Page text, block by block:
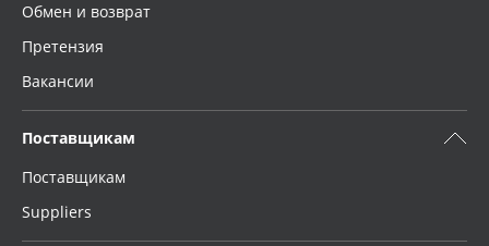
Обмен и возврат
Претензия
Вакансии
Поставщикам
Поставщикам
Suppliers